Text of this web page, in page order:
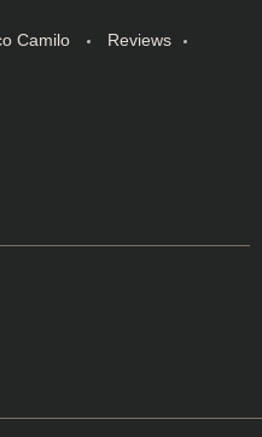
Camilo
Reviews